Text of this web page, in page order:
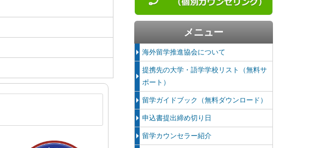
メニュー
海外留学推進協会について
提携先の大学・語学学校リスト（無料サ
ポート）
留学ガイドブック（無料ダウンロード）
申込書提出締め切り日
留学カウンセラー紹介